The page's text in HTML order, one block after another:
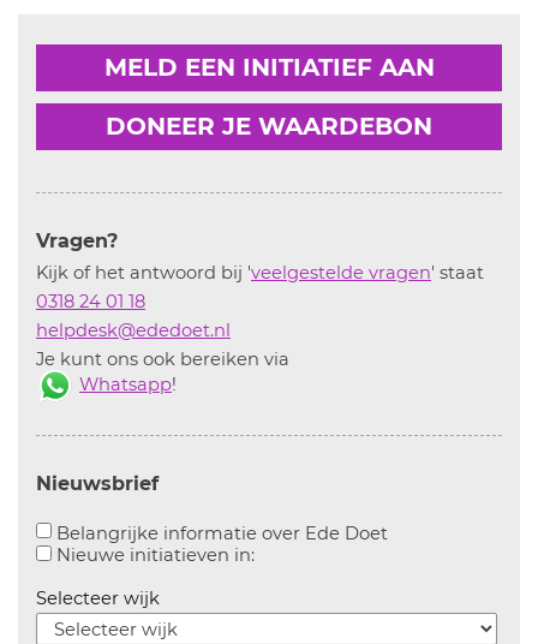
MELD EEN INITIATIEF AAN
DONEER JE WAARDEBON
Vragen?
Kijk of het antwoord bij 'veelgestelde vragen' staat
0318 24 01 18
helpdesk@ededoet.nl
Je kunt ons ook bereiken via
Whatsapp!
Nieuwsbrief
Belangrijke informatie over Ede Doet
Nieuwe initiatieven in:Aanvinken om informatie over
Selecteer wijk